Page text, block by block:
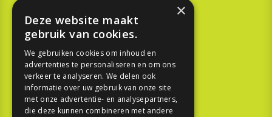
KOOPGIDS
TESTEN
SPORT
REPORTAGE
×
Deze website maakt
gebruik van cookies.
We gebruiken cookies om inhoud en
advertenties te personaliseren en om ons
verkeer te analyseren. We delen ook
informatie over uw gebruik van onze site
met onze advertentie- en analysepartners,
die deze kunnen combineren met andere